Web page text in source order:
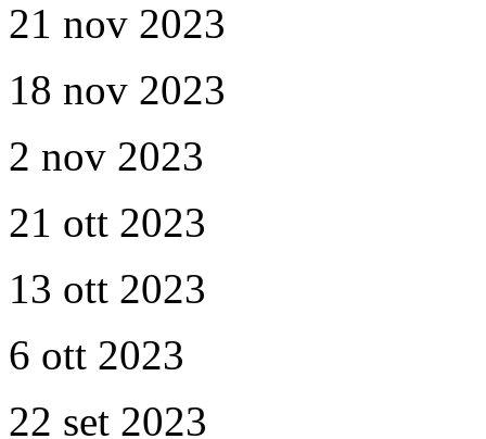
21 nov 2023
18 nov 2023
2 nov 2023
21 ott 2023
13 ott 2023
6 ott 2023
22 set 2023